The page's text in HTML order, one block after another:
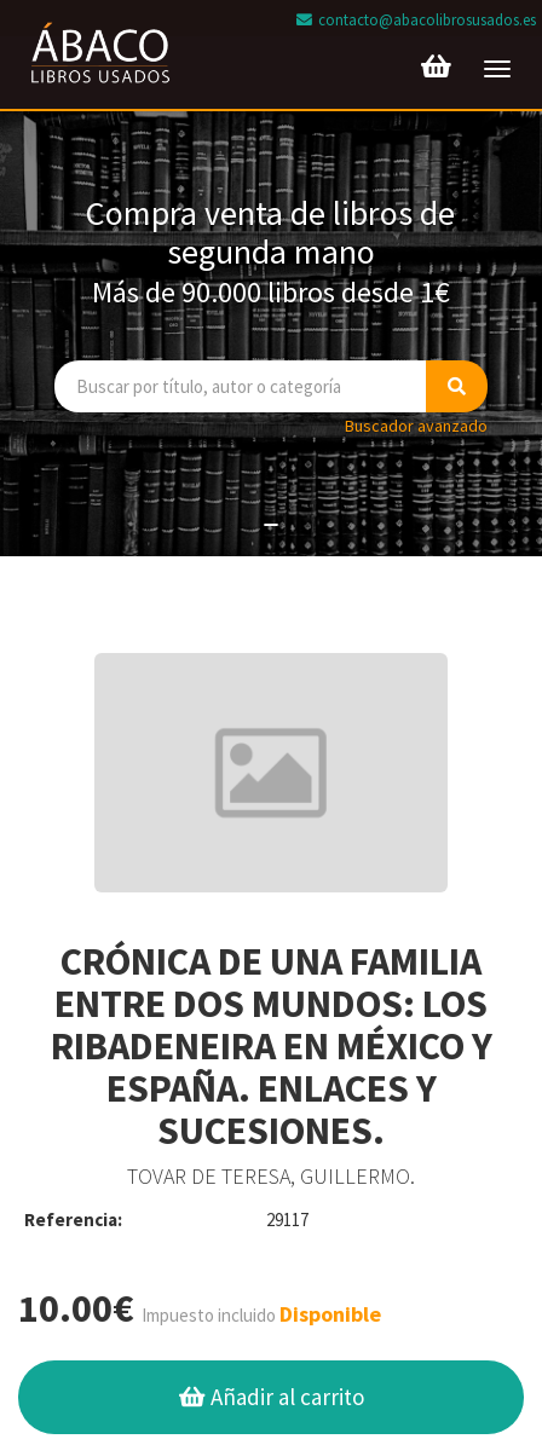
contacto@abacolibrosusados.es
Compra venta de libros de
segunda mano
Más de 90.000 libros desde 1€
Buscador avanzado
CRÓNICA DE UNA FAMILIA
ENTRE DOS MUNDOS: LOS
RIBADENEIRA EN MÉXICO Y
ESPAÑA. ENLACES Y
SUCESIONES.
TOVAR DE TERESA, GUILLERMO.
Referencia: 29117
10.00€ Impuesto incluido Disponible
Añadir al carrito